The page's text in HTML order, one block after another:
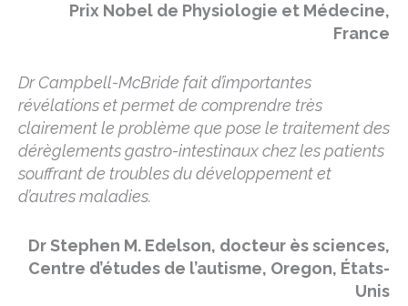
Prix Nobel de Physiologie et Médecine,
France
Dr Campbell-McBride fait d’importantes
révélations et permet de comprendre très
clairement le problème que pose le traitement des
dérèglements gastro-intestinaux chez les patients
souffrant de troubles du développement et
d’autres maladies.
Dr Stephen M. Edelson, docteur ès sciences,
Centre d’études de l’autisme, Oregon, États-
Unis